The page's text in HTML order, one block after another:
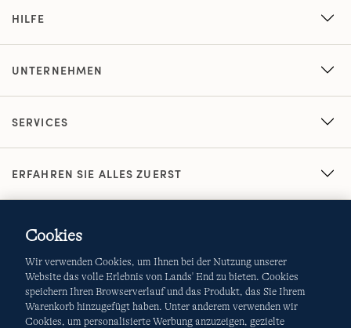
HILFE
UNTERNEHMEN
SERVICES
ERFAHREN SIE ALLES ZUERST
AGB Datenschutz & Sicherheit
Cookies
Wir verwenden Cookies, um Ihnen bei der Nutzung unserer
Website das volle Erlebnis von Lands' End zu bieten. Cookies
speichern Ihren Browserverlauf und das Produkt, das Sie Ihrem
Warenkorb hinzugefügt haben. Unter anderem verwenden wir
Cookies, um personalisierte Werbung anzuzeigen, gezielte